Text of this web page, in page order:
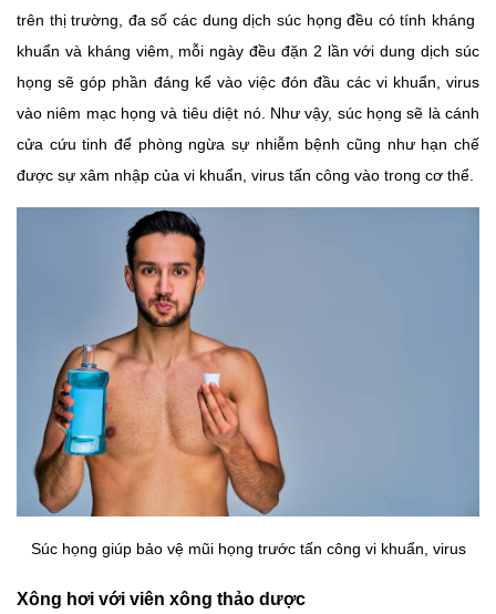
trên thị trường, đa số các dung dịch súc họng đều có tính kháng
khuẩn và kháng viêm, mỗi ngày đều đặn 2 lần với dung dịch súc
họng sẽ góp phần đáng kể vào việc đón đầu các vi khuẩn, virus
vào niêm mạc họng và tiêu diệt nó. Như vậy, súc họng sẽ là cánh
cửa cứu tinh để phòng ngừa sự nhiễm bệnh cũng như hạn chế
được sự xâm nhập của vi khuẩn, virus tấn công vào trong cơ thể.
Súc họng giúp bảo vệ mũi họng trước tấn công vi khuẩn, virus
Xông hơi với viên xông thảo dược